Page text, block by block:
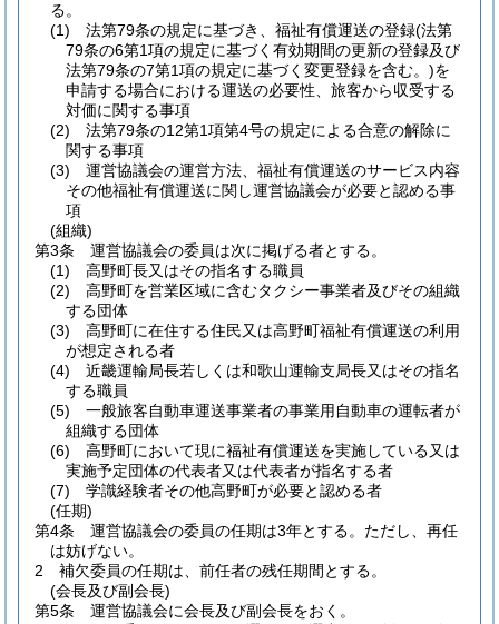
る。
(1)
法第79条の規定に基づき、福祉有償運送の登録(法第
79条の6第1項の規定に基づく有効期間の更新の登録及び
法第79条の7第1項の規定に基づく変更登録を含む。)を
申請する場合における運送の必要性、旅客から収受する
対価に関する事項
(2)
法第79条の12第1項第4号の規定による合意の解除に
関する事項
(3)
運営協議会の運営方法、福祉有償運送のサービス内容
その他福祉有償運送に関し運営協議会が必要と認める事
項
(組織)
第3条
運営協議会の委員は次に掲げる者とする。
(1)
高野町長又はその指名する職員
(2)
高野町を営業区域に含むタクシー事業者及びその組織
する団体
(3)
高野町に在住する住民又は高野町福祉有償運送の利用
が想定される者
(4)
近畿運輸局長若しくは和歌山運輸支局長又はその指名
する職員
(5)
一般旅客自動車運送事業者の事業用自動車の運転者が
組織する団体
(6)
高野町において現に福祉有償運送を実施している又は
実施予定団体の代表者又は代表者が指名する者
(7)
学識経験者その他高野町が必要と認める者
(任期)
第4条
運営協議会の委員の任期は3年とする。 ただし、再任
は妨げない。
2
補欠委員の任期は、前任者の残任期間とする。
(会長及び副会長)
第5条
運営協議会に会長及び副会長をおく。